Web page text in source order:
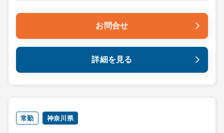
お問合せ
詳細を見る
常勤 神奈川県